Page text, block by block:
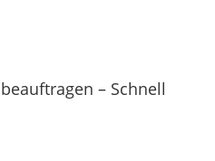
– Schnell